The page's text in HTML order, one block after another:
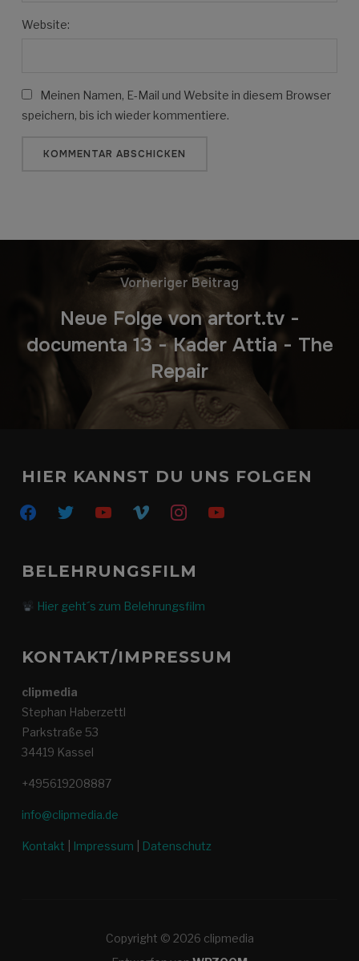
Website:
Meinen Namen, E-Mail und Website in diesem Browser
speichern, bis ich wieder kommentiere.
Vorheriger Beitrag
Neue Folge von artort.tv -
documenta 13 - Kader Attia - The
Repair
HIER KANNST DU UNS FOLGEN
facebooktwitter youtube vimeo instagramyoutube
BELEHRUNGSFILM
Hier geht´s zum Belehrungsfilm
KONTAKT/IMPRESSUM
clipmedia
Stephan Haberzettl
Parkstraße 53
34419 Kassel
+495619208887
info@clipmedia.de
Kontakt Impressum Datenschutz
Copyright © 2026 clipmedia